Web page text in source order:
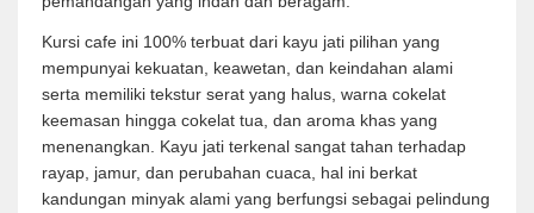
Kursi cafe ini 100% terbuat dari kayu jati pilihan yang
mempunyai kekuatan, keawetan, dan keindahan alami
serta memiliki tekstur serat yang halus, warna cokelat
keemasan hingga cokelat tua, dan aroma khas yang
menenangkan. Kayu jati terkenal sangat tahan terhadap
rayap, jamur, dan perubahan cuaca, hal ini berkat
kandungan minyak alami yang berfungsi sebagai pelindung